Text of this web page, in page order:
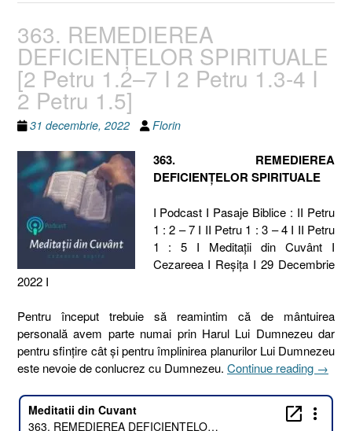
363. REMEDIEREA
DEFICIENȚELOR SPIRITUALE
[2 Petru 1.2–7 I 2 Petru 1.3-4 I
2 Petru 1.5]
31 decembrie, 2022 Florin
363. REMEDIEREA
DEFICIENȚELOR SPIRITUALE
I Podcast I Pasaje Biblice : II Petru
1 : 2 – 7 I II Petru 1 : 3 – 4 I II Petru
1 : 5 I Meditaţii din Cuvânt I
Cezareea I Reşiţa I 29 Decembrie
2022 I
Pentru început trebuie să reamintim că de mântuirea
personală avem parte numai prin Harul Lui Dumnezeu dar
pentru sfințire cât și pentru împlinirea planurilor Lui Dumnezeu
este nevoie de conlucrez cu Dumnezeu. Continue reading „363.
→